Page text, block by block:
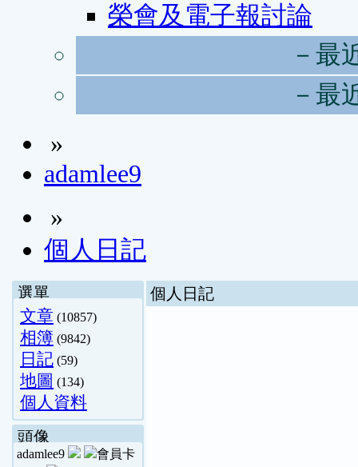
榮會及電子報討論
－最
－最
»
adamlee9
»
個人日記
選單
文章 (10857)
相簿 (9842)
日記 (59)
地圖 (134)
個人資料
頭像
adamlee9
個人日記